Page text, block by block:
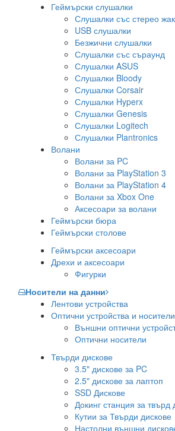
Геймърски слушалки
Слушалки със стерео жак
USB слушалки
Безжични слушалки
Слушалки със съраунд
Слушалки ASUS
Слушалки Bloody
Слушалки Corsair
Слушалки Hyperx
Слушалки Genesis
Слушалки Logitech
Слушалки Plantronics
Волани
Волани за PC
Волани за PlayStation 3
Волани за PlayStation 4
Волани за Xbox One
Аксесоари за волани
Геймърски бюра
Геймърски столове
Геймърски аксесоари
Дрехи и аксесоари
Фигурки
Носители на данни
Лентови устройства
Оптични устройства и носители
Външни оптични
Оптични носители
Твърди дискове
3.5" дискове за PC
2.5" дискове за лаптоп
SSD Дискове
Докинг станция за твърд
Кутии за Твърди дискове
Настолни външни